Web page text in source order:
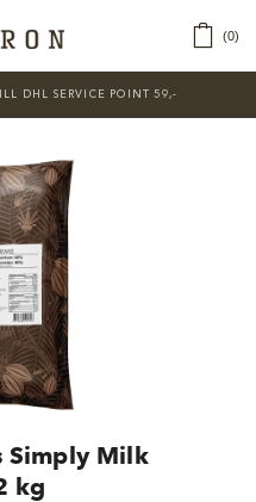
0
‎|‏‏‎ ‎‏‏‎ ‎‏‏‎ ‎FRAKT TILL DHL SERVICE POINT 59,-
Simply Milk
kg